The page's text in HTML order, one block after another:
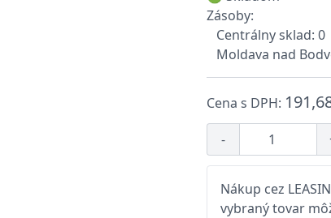
Zásoby:
Centrálny sklad: 0
Moldava nad
Cena s DPH:
-
Nákup cez
vybraný tovar